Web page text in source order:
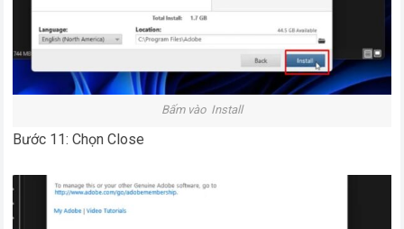
Bấm vào Install
Bước 11: Chọn Close